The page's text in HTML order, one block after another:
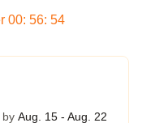
00: 56: 54
by Aug. 15 - Aug. 22